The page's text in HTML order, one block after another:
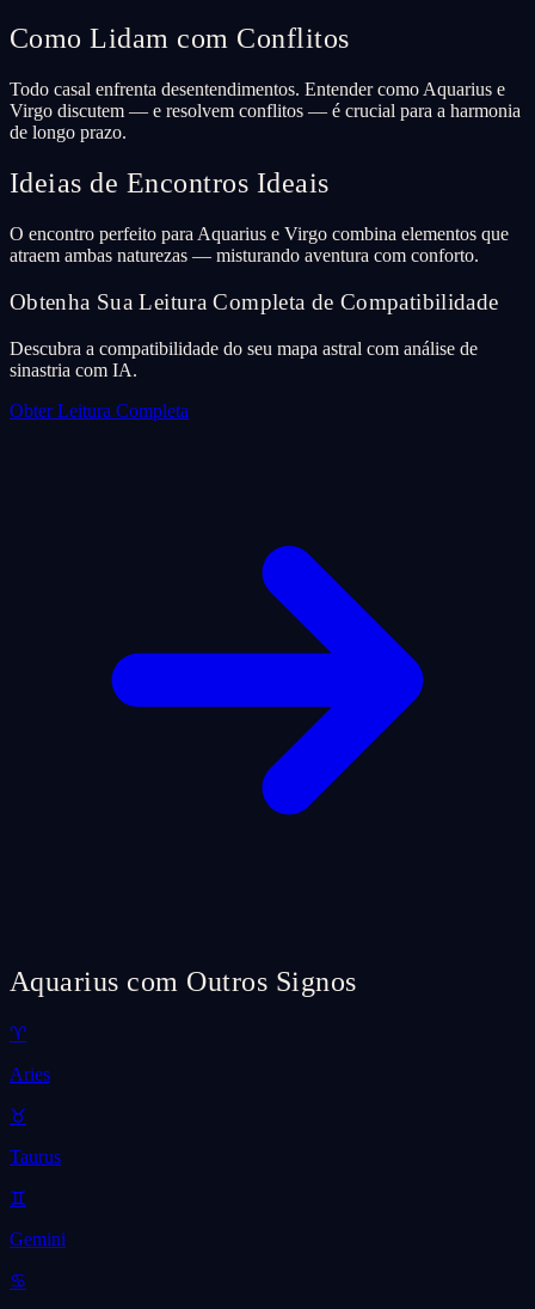
Como Lidam com Conflitos
Todo casal enfrenta desentendimentos. Entender como Aquarius e
Virgo discutem — e resolvem conflitos — é crucial para a harmonia
de longo prazo.
Ideias de Encontros Ideais
O encontro perfeito para Aquarius e Virgo combina elementos que
atraem ambas naturezas — misturando aventura com conforto.
Obtenha Sua Leitura Completa de Compatibilidade
Descubra a compatibilidade do seu mapa astral com análise de
sinastria com IA.
Obter Leitura Completa
Aquarius com Outros Signos
♈
Aries
♉
Taurus
♊
Gemini
♋